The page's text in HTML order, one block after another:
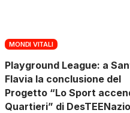
MONDI VITALI
Playground League: a
Flavia la conclusione del
Progetto “Lo Sport
Quartieri” di